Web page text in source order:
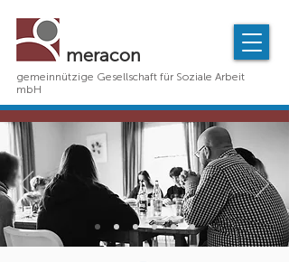
meracon
gemeinnützige Gesellschaft für Soziale Arbeit
mbH